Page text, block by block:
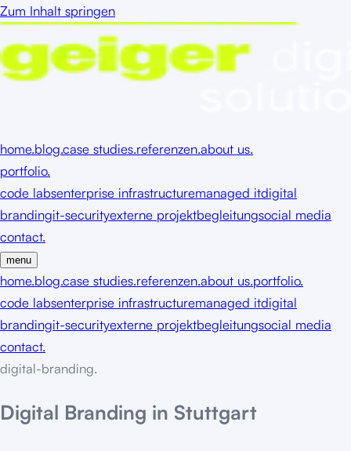
Zum Inhalt springen
home.blog.case studies.referenzen.about us.
portfolio.
code labsenterprise infrastructuremanaged itdigital
brandingit-securityexterne projektbegleitungsocial media
contact.
menu
home.blog.case studies.referenzen.about us.portfolio.
code labsenterprise infrastructuremanaged itdigital
brandingit-securityexterne projektbegleitungsocial media
contact.
digital-branding.
Digital Branding in Stuttgart